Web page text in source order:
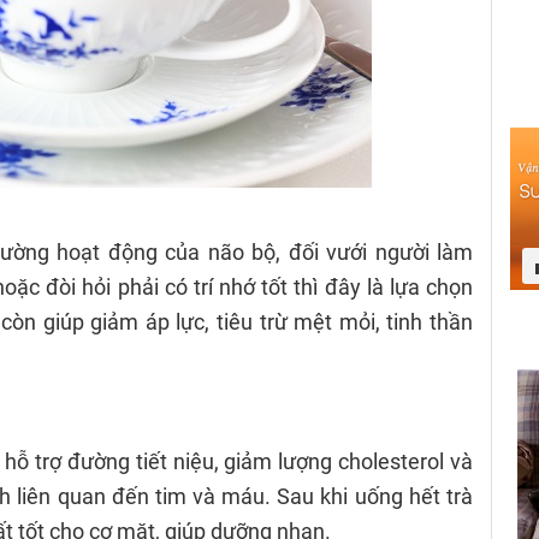
hoạt động của não bộ, đối vưới người làm
đòi hỏi phải có trí nhớ tốt thì đây là lựa chọn
giúp giảm áp lực, tiêu trừ mệt mỏi, tinh thần
hỗ trợ đường tiết niệu, giảm lượng cholesterol và
liên quan đến tim và máu. Sau khi uống hết trà
tốt cho cơ mặt, giúp dưỡng nhan.